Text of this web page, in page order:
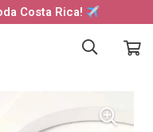
Costa Rica!